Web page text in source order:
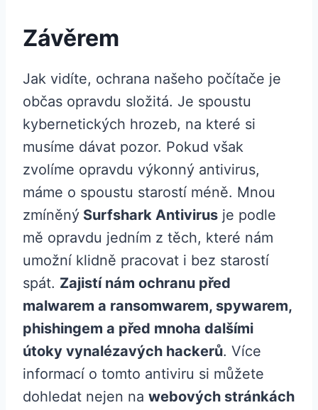
Závěrem
Jak vidíte, ochrana našeho počítače je
občas opravdu složitá. Je spoustu
kybernetických hrozeb, na které si
musíme dávat pozor. Pokud však
zvolíme opravdu výkonný antivirus,
máme o spoustu starostí méně. Mnou
zmíněný Surfshark Antivirus je podle
mě opravdu jedním z těch, které nám
umožní klidně pracovat i bez starostí
spát. Zajistí nám ochranu před
malwarem a ransomwarem, spywarem,
phishingem a před mnoha dalšími
útoky vynalézavých hackerů. Více
informací o tomto antiviru si můžete
dohledat nejen na webových stránkách